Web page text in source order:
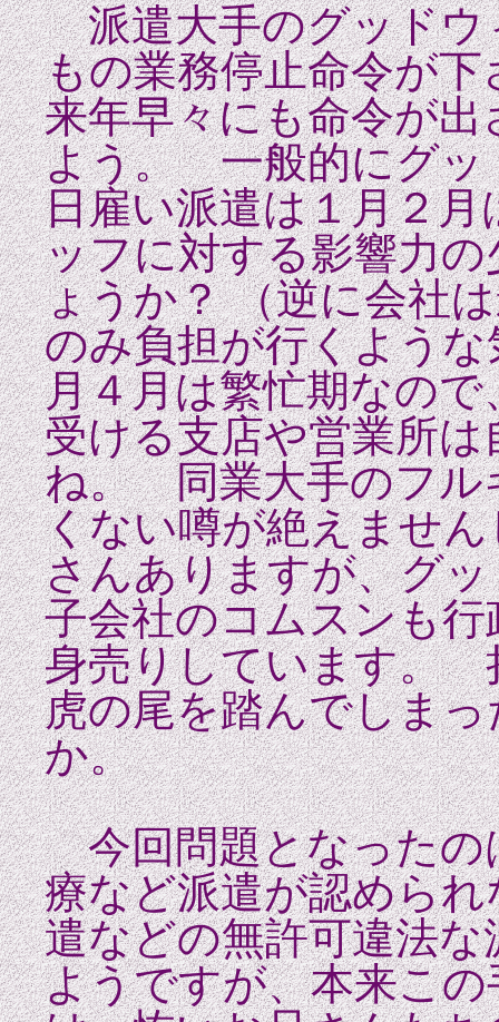
派遣大手のグッドウ
もの業務停止命令が
来年早々にも命令が
よう。 一般的にグッ
日雇い派遣は１月２
ッフに対する影響力
ょうか？ （逆に会社
のみ負担が行くよう
月４月は繁忙期なの
受ける支店や営業所
ね。 同業大手のフル
くない噂が絶えませ
さんありますが、グ
子会社のコムスンも
身売りしています。
虎の尾を踏んでしま
か。
今回問題となったの
療など派遣が認めら
遣などの無許可違法
ようですが、本来こ